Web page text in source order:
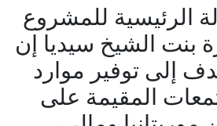
الرئيسية للمشروع
بنت الشيخ سيديا إن
إلى توفير موارد
المقيمة على